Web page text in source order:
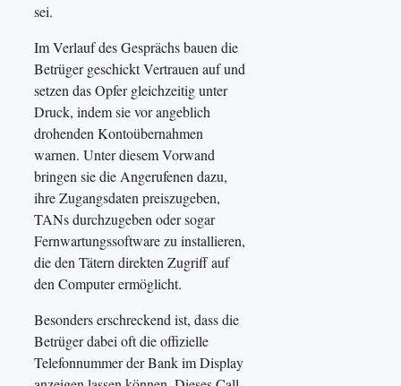
sei.
Im Verlauf des Gesprächs bauen die
Betrüger geschickt Vertrauen auf und
setzen das Opfer gleichzeitig unter
Druck, indem sie vor angeblich
drohenden Kontoübernahmen
warnen. Unter diesem Vorwand
bringen sie die Angerufenen dazu,
ihre Zugangsdaten preiszugeben,
TANs durchzugeben oder sogar
Fernwartungssoftware zu installieren,
die den Tätern direkten Zugriff auf
den Computer ermöglicht.
Besonders erschreckend ist, dass die
Betrüger dabei oft die offizielle
Telefonnummer der Bank im Display